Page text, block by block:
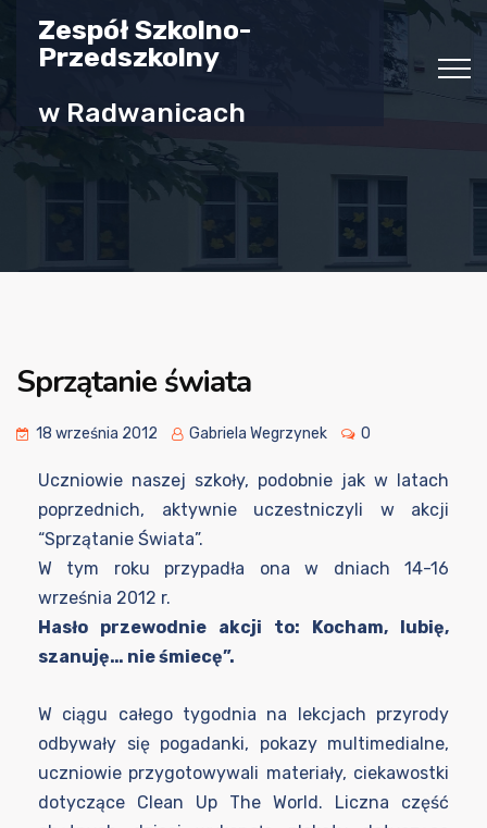
Zespół Szkolno-
Przedszkolny
w Radwanicach
Sprzątanie świata
18 września 2012 Gabriela Wegrzynek 0
Uczniowie naszej szkoły, podobnie jak w latach
poprzednich, aktywnie uczestniczyli w akcji
“Sprzątanie Świata”.
W tym roku przypadła ona w dniach 14-16
września 2012 r.
Hasło przewodnie akcji to: Kocham, lubię,
szanuję… nie śmiecę”.
W ciągu całego tygodnia na lekcjach przyrody
odbywały się pogadanki, pokazy multimedialne,
uczniowie przygotowywali materiały, ciekawostki
dotyczące Clean Up The World. Liczna część